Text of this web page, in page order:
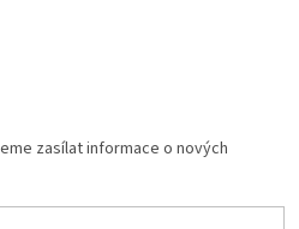
zasílat informace o nových